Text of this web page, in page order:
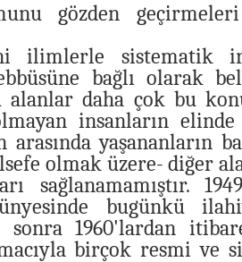
gözden
ilimlerle sistematik
bağlı olarak
alanlar daha çok bu
insanların
arasında yaşananların
olmak üzere- diğer
sağlanamamıştır.
bugünkü
sonra 1960'lardan
birçok resmi ve